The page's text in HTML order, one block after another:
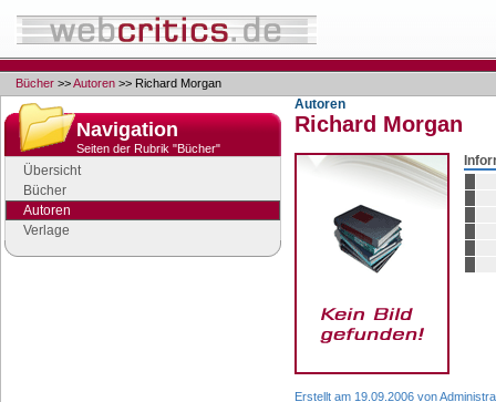
Bücher >>Autoren >> Richard Morgan
Navigation
Seiten der Rubrik "Bücher"
Übersicht
Bücher
Autoren
Verlage
Autoren
Richard Morgan
Erstellt am 19.09.2006 von